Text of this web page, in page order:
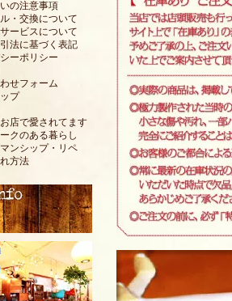
の注意事項
・交換について
ービスについて
法に基づく表記
ーポリシー
せフォーム
プ
店で愛されてます
クのある暮らし
ンシップ・リペ
方法